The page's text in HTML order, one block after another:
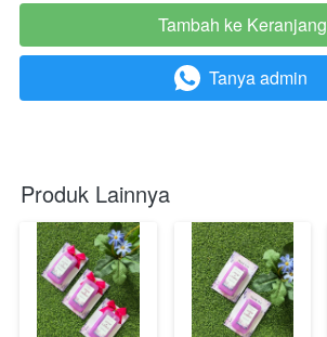
`
Tambah ke Keranjang
` Tanya admin
Produk Lainnya